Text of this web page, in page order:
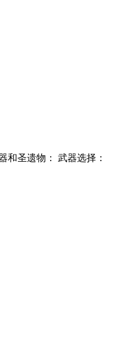
和圣遗物： 武器选择：